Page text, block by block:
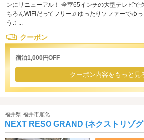
ンにリニューアル！ 全室65インチの大型テレビで
ちろんWiFiだってフリー♫ ゆったりソファーでゆ
う♫ ...
クーポン
宿泊1,000円OFF
クーポン内容をもっと見
福井県 福井市順化
NEXT RESO GRAND (ネクストリゾ